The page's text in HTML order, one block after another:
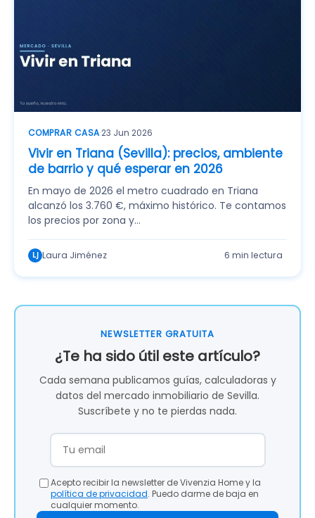
COMPRAR CASA·23 Jun 2026
Vivir en Triana (Sevilla): precios, ambiente
de barrio y qué esperar en 2026
En mayo de 2026 el metro cuadrado en Triana
alcanzó los 3.760 €, máximo histórico. Te contamos
los precios por zona y…
Laura Jiménez 6 min lectura
NEWSLETTER GRATUITA
¿Te ha sido útil este artículo?
Cada semana publicamos guías, calculadoras y
datos del mercado inmobiliario de Sevilla.
Suscríbete y no te pierdas nada.
Acepto recibir la newsletter de Vivenzia Home y la
política de privacidad. Puedo darme de baja en
cualquier momento.